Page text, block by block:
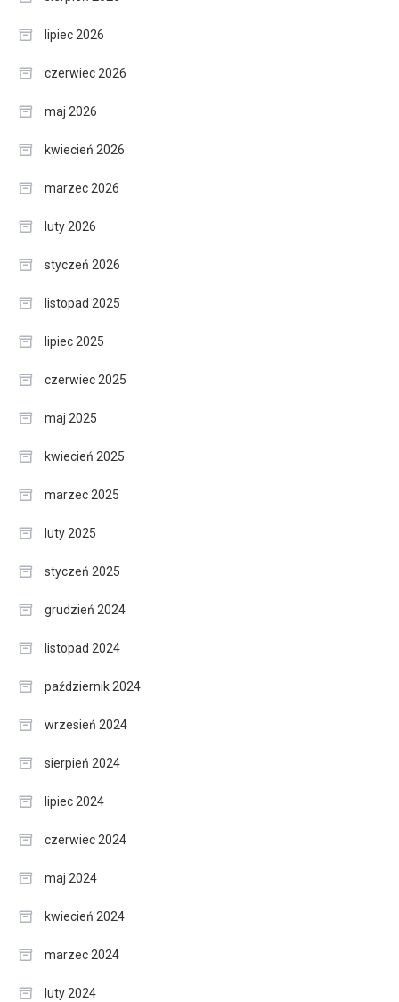
lipiec 2026
czerwiec 2026
maj 2026
kwiecień 2026
marzec 2026
luty 2026
styczeń 2026
listopad 2025
lipiec 2025
czerwiec 2025
maj 2025
kwiecień 2025
marzec 2025
luty 2025
styczeń 2025
grudzień 2024
listopad 2024
październik 2024
wrzesień 2024
sierpień 2024
lipiec 2024
czerwiec 2024
maj 2024
kwiecień 2024
marzec 2024
luty 2024